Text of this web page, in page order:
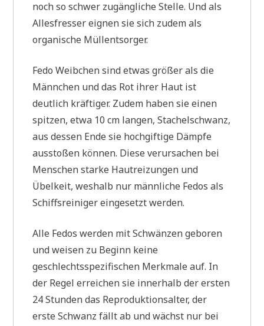
noch so schwer zugängliche Stelle. Und als
Allesfresser eignen sie sich zudem als
organische Müllentsorger.
Fedo Weibchen sind etwas größer als die
Männchen und das Rot ihrer Haut ist
deutlich kräftiger. Zudem haben sie einen
spitzen, etwa 10 cm langen, Stachelschwanz,
aus dessen Ende sie hochgiftige Dämpfe
ausstoßen können. Diese verursachen bei
Menschen starke Hautreizungen und
Übelkeit, weshalb nur männliche Fedos als
Schiffsreiniger eingesetzt werden.
Alle Fedos werden mit Schwänzen geboren
und weisen zu Beginn keine
geschlechtsspezifischen Merkmale auf. In
der Regel erreichen sie innerhalb der ersten
24 Stunden das Reproduktionsalter, der
erste Schwanz fällt ab und wächst nur bei